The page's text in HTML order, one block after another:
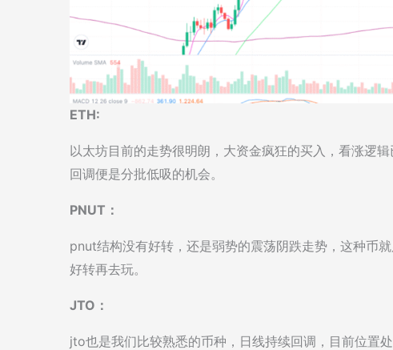
ETH:
以太坊目前的走势很明朗，大资金疯狂的买入，看涨逻
回调便是分批低吸的机会。
PNUT：
pnut结构没有好转，还是弱势的震荡阴跌走势，这种币
好转再去玩。
JTO：
jto也是我们比较熟悉的币种，日线持续回调，目前位置